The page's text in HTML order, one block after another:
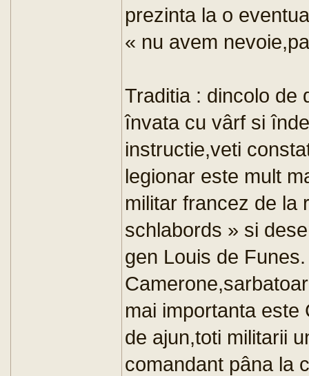
prezinta la o
« nu avem
Traditia : dincolo de
învata cu vârf si
instructie,veti
legionar este mult
militar francez de la
schlabords » si
gen Louis de
mai importanta
de ajun,toti militarii
comandant pâna la